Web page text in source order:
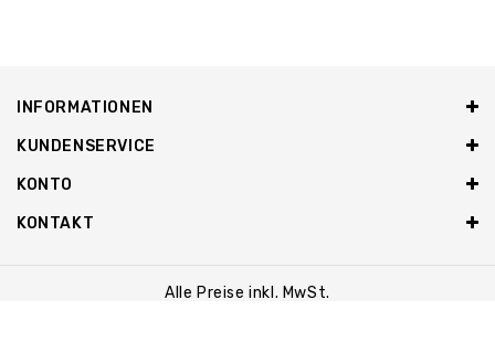
INFORMATIONEN
KUNDENSERVICE
KONTO
KONTAKT
Alle Preise inkl. MwSt.